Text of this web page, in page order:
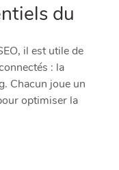
du
il est utile de
: la
Chacun joue un
optimiser la